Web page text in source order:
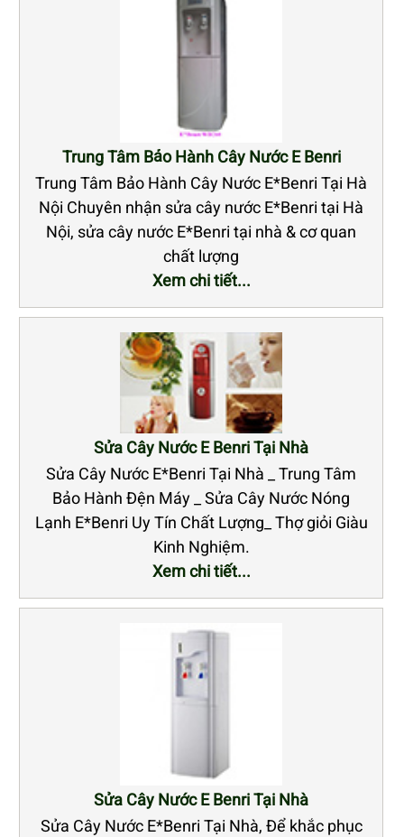
Trung Tâm Bảo Hành Cây Nước E Benri
Trung Tâm Bảo Hành Cây Nước E*Benri Tại Hà
Nội Chuyên nhận sửa cây nước E*Benri tại Hà
Nội, sửa cây nước E*Benri tại nhà & cơ quan
chất lượng
Xem chi tiết...
Sửa Cây Nước E Benri Tại Nhà
Sửa Cây Nước E*Benri Tại Nhà _ Trung Tâm
Bảo Hành Đện Máy _ Sửa Cây Nước Nóng
Lạnh E*Benri Uy Tín Chất Lượng_ Thợ giỏi Giàu
Kinh Nghiệm.
Xem chi tiết...
Sửa Cây Nước E Benri Tại Nhà
Sửa Cây Nước E*Benri Tại Nhà, Để khắc phục